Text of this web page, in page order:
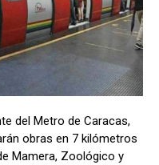
del Metro de Caracas,
obras en 7 kilómetros
Mamera, Zoológico y